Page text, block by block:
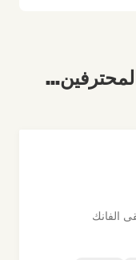
الفانك